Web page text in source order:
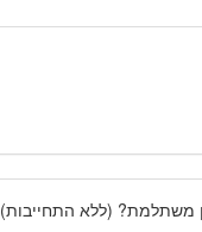
משתלמת? (ללא התחייבות)